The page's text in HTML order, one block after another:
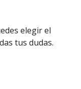
elegir el
tus dudas.